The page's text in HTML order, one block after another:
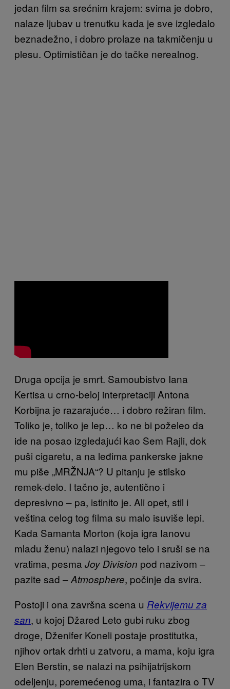
jedan film sa srećnim krajem: svima je dobro,
nalaze ljubav u trenutku kada je sve izgledalo
beznadežno, i dobro prolaze na takmičenju u
plesu. Optimističan je do tačke nerealnog.
Druga opcija je smrt. Samoubistvo Iana
Kertisa u crno-beloj interpretaciji Antona
Korbijna je razarajuće… i dobro režiran film.
Toliko je, toliko je lep… ko ne bi poželeo da
ide na posao izgledajući kao Sem Rajli, dok
puši cigaretu, a na leđima pankerske jakne
mu piše „MRŽNJA“? U pitanju je stilsko
remek-delo. I tačno je, autentično i
depresivno – pa, istinito je. Ali opet, stil i
veština celog tog filma su malo isuviše lepi.
Kada Samanta Morton (koja igra Ianovu
mladu ženu) nalazi njegovo telo i sruši se na
vratima, pesma Joy Division pod nazivom –
pazite sad –Atmosphere, počinje da svira.
Postoji i ona završna scena u Rekvijemu za
san, u kojoj Džared Leto gubi ruku zbog
droge, Dženifer Koneli postaje prostitutka,
njihov ortak drhti u zatvoru, a mama, koju igra
Elen Berstin, se nalazi na psihijatrijskom
odeljenju, poremećenog uma, i fantazira o TV